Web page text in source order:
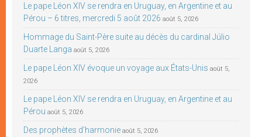
Le pape Léon XIV se rendra en Uruguay, en Argentine et au
Pérou – 6 titres, mercredi 5 août 2026 août 5, 2026
Hommage du Saint-Père suite au décès du cardinal Júlio
Duarte Langa août 5, 2026
Le pape Léon XIV évoque un voyage aux États-Unis août 5,
2026
Le pape Léon XIV se rendra en Uruguay, en Argentine et au
Pérou août 5, 2026
Des prophètes d’harmonie août 5, 2026